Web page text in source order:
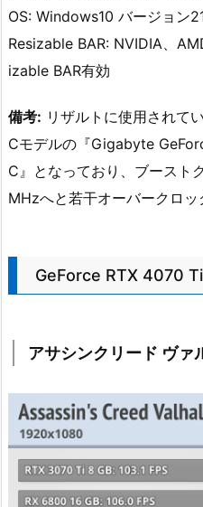
OS: Windows10 バージョン
Resizable BAR: NVIDIA、
izable BAR有効
備考: リザルトに使用されて
Cモデルの『Gigabyte
C』となっており、ブースト
MHzへと若干オーバークロッ
GeForce RTX 4070
アサシンクリード ヴァ